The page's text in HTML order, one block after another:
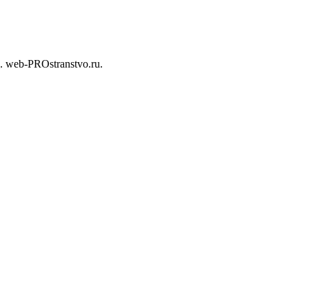
. web-PROstranstvo.ru.